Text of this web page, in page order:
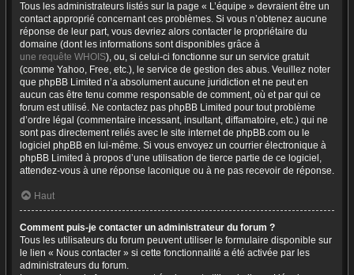
Tous les administrateurs listés sur la page « L’équipe » devraient être un
contact approprié concernant ces problèmes. Si vous n’obtenez aucune
réponse de leur part, vous devriez alors contacter le propriétaire du
domaine (dont les informations sont disponibles grâce à
une requête WHOIS), ou, si celui-ci fonctionne sur un service gratuit
(comme Yahoo, Free, etc.), le service de gestion des abus. Veuillez noter
que phpBB Limited n’a absolument aucune juridiction et ne peut en
aucun cas être tenu comme responsable de comment, où et par qui ce
forum est utilisé. Ne contactez pas phpBB Limited pour tout problème
d’ordre légal (commentaire incessant, insultant, diffamatoire, etc.) qui ne
sont pas directement reliés avec le site internet de phpBB.com ou le
logiciel phpBB en lui-même. Si vous envoyez un courrier électronique à
phpBB Limited à propos d’une utilisation de tierce partie de ce logiciel,
attendez-vous à une réponse laconique ou à ne pas recevoir de réponse.
Haut
Comment puis-je contacter un administrateur du forum ?
Tous les utilisateurs du forum peuvent utiliser le formulaire disponible sur
le lien « Nous contacter » si cette fonctionnalité a été activée par les
administrateurs du forum.